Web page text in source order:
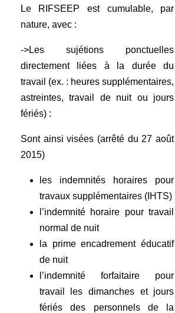
Le RIFSEEP est cumulable, par
nature, avec :
->Les sujétions ponctuelles
directement liées à la durée du
travail (ex. : heures supplémentaires,
astreintes, travail de nuit ou jours
fériés) :
Sont ainsi visées (arrêté du 27 août
2015)
les indemnités horaires pour
travaux supplémentaires (IHTS)
l’indemnité horaire pour travail
normal de nuit
la prime encadrement éducatif
de nuit
l’indemnité forfaitaire pour
travail les dimanches et jours
fériés des personnels de la